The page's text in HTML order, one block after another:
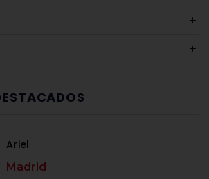
Ariel
Madrid